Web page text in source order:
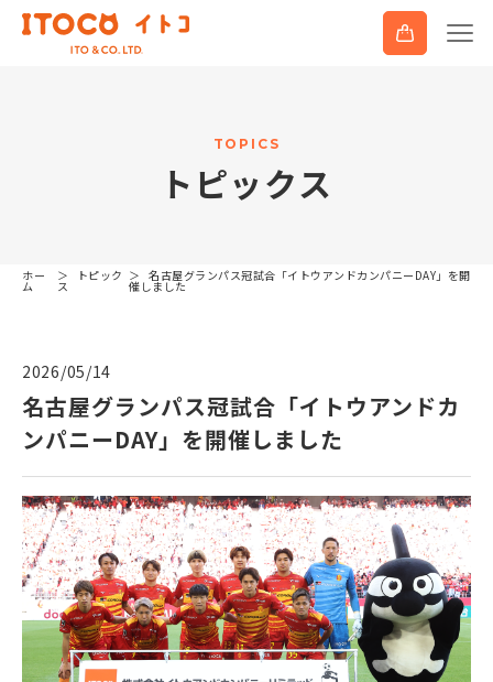
T O P I C S
ト ピックス
ホー
ム
トピック
ス
名古屋グランパス冠試合「イトウアンドカンパニーDAY」を開
催しました
2026/05/14
名古屋グランパス冠試合「イトウアンドカ
ンパニーDAY」を開催しました